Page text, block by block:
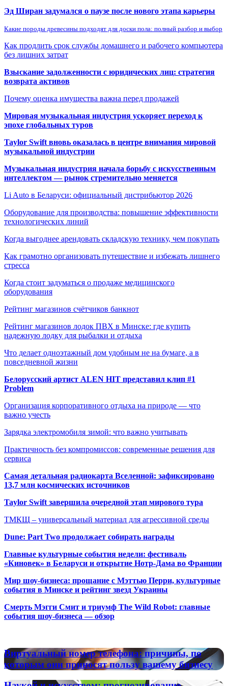
Эд Ширан задумался о паузе после нового этапа карьеры
Какие породы древесины подходят для доски пола: полный разбор и выбор
Как продлить срок службы домашнего и рабочего компьютера
без лишних затрат
Взыскание задолженности с юридических лиц: стратегия
возврата активов
Почему оценка имущества важна перед продажей
Мировая музыкальная индустрия ускоряет переход к
эпохе глобальных туров
Taylor Swift вновь оказалась в центре внимания мировой
музыкальной индустрии
Музыкальная индустрия начала борьбу с искусственным
интеллектом — рынок стремительно меняется
Li Auto в Беларуси: официальный дистрибьютор 2026
Оборудование для производства: повышение эффективности
технологических линий
Когда выгоднее арендовать складскую технику, чем покупать
Как грамотно организовать путешествие и избежать лишнего
стресса
Когда стоит задуматься о продаже медицинского
оборудования
Рейтинг магазинов счётчиков банкнот
Рейтинг магазинов лодок ПВХ в Минске: где купить
надежную лодку для рыбалки и отдыха
Что делает одноэтажный дом удобным не на бумаге, а в
повседневной жизни
Белорусский артист ALEN HIT представил клип #1
Problem
Организация корпоративного отдыха на природе — что
важно учесть
Зарядка электромобиля зимой: что важно учитывать
Практичность без компромиссов: современные решения для
сервиса
Самая детальная радиокарта Вселенной: зафиксировано
13,7 млн космических источников
Taylor Swift завершила очередной этап мирового тура
ТМКЩ – универсальный материал для агрессивной среды
Dune: Part Two продолжает собирать награды
Главные культурные события недели: фестиваль
«Киновек» в Беларуси и открытие Нотр-Дама во Франции
Мир шоу-бизнеса: прощание с Мэттью Перри, культурные
события в Минске и рейтинг звезд Украины
Смерть Мэгги Смит и триумф The Wild Robot: главные
события шоу-бизнеса — обзор
Виртуальный
номер
телефона:
причины,
Виртуальный номер телефона: причины, по
которым они приносят пользу вашему бизнесу
Наукой